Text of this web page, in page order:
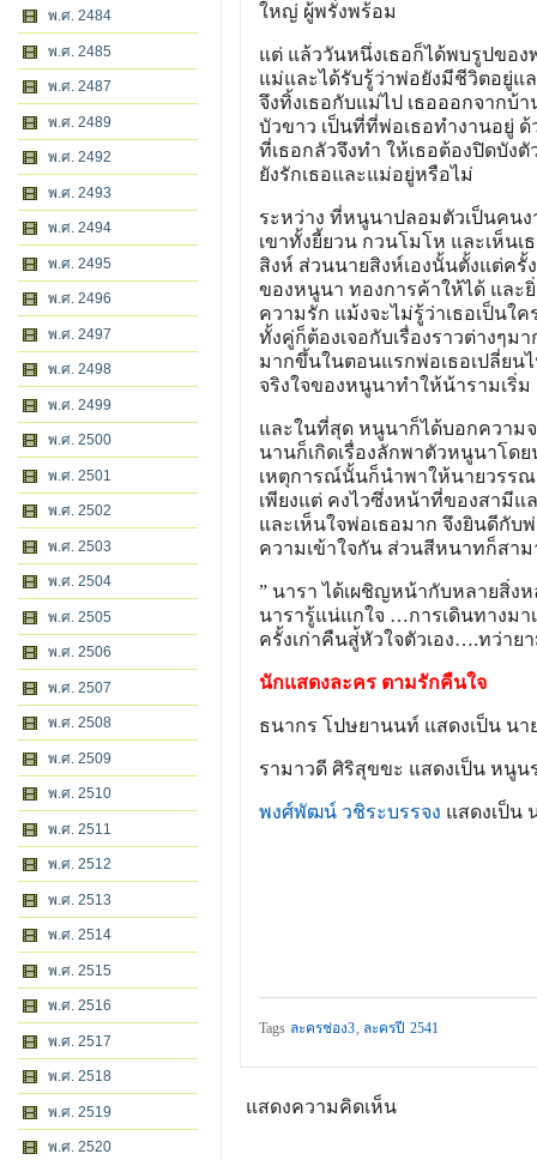
พ.ศ. 2484
พ.ศ. 2485
พ.ศ. 2487
พ.ศ. 2489
พ.ศ. 2492
พ.ศ. 2493
พ.ศ. 2494
พ.ศ. 2495
พ.ศ. 2496
พ.ศ. 2497
พ.ศ. 2498
พ.ศ. 2499
พ.ศ. 2500
พ.ศ. 2501
พ.ศ. 2502
พ.ศ. 2503
พ.ศ. 2504
พ.ศ. 2505
พ.ศ. 2506
พ.ศ. 2507
พ.ศ. 2508
พ.ศ. 2509
พ.ศ. 2510
พ.ศ. 2511
พ.ศ. 2512
พ.ศ. 2513
พ.ศ. 2514
พ.ศ. 2515
พ.ศ. 2516
พ.ศ. 2517
พ.ศ. 2518
พ.ศ. 2519
พ.ศ. 2520
ใหญ่ ผู้พรั่งพร้อม
แต่ แล้ววันหนึ่งเธอก็ได้พบรูปขอ
แม่และได้รับรู้ว่าพ่อยังมีชีวิตอยู่แ
จึงทิ้งเธอกับแม่ไป เธอออกจากบ้
บัวขาว เป็นที่ที่พ่อเธอทำงานอยู่
ที่เธอกลัวจึงทำ ให้เธอต้องปิดบั
ยังรักเธอและแม่อยู่หรือไม่
ระหว่าง ที่หนูนาปลอมตัวเป็นคน
เขาทั้งยี้ยวน กวนโมโห และเห็นเ
สิงห์ ส่วนนายสิงห์เองนั้นตั้งแต่ค
ของหนูนา ทองการค้าให้ได้ และ
ความรัก แม้งจะไม่รู้ว่าเธอเป็นใ
ทั้งคู่ก็ต้องเจอกับเรื่องราวต่างๆ
มากขึ้นในตอนแรกพ่อเธอเปลี่ยน
จริงใจของหนูนาทำให้น้ารามเริ่
และในที่สุด หนูนาก็ได้บอกความ
นานก็เกิดเรื่องลักพาตัวหนูนาโด
เหตุการณ์นั้นก็นำพาให้นายวรร
เพียงแต่ คงไวซึ่งหน้าที่ของสามีแ
และเห็นใจพ่อเธอมาก จึงยินดีกับ
ความเข้าใจกัน ส่วนสีหนาทก็สา
” นารา ได้เผชิญหน้ากับหลายสิ่ง
นารารู้แน่แกใจ …การเดินทางม
ครั้งเก่าคืนสู่้หัวใจตัวเอง….ทว่า
นักแสดงละคร ตามรักคืนใจ
ธนากร โปษยานนท์ แสดงเป็น นา
รามาวดี ศิริสุขขะ แสดงเป็น หนูน
พงศ์พัฒน์ วชิระบรรจง แสดงเป็น
Tags ละครช่อง3, ละครปี 2541
แสดงความคิดเห็น